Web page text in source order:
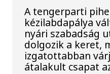
A tengerparti
kézilabdapálya
nyári szabadság
dolgozik a keret,
izgatottabban
átalakult csapat